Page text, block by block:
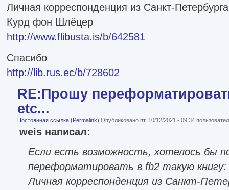
Личная корреспонденция из Санкт-
Курд фон Шлёцер
http://www.flibusta.is/b/642581
Спасибо
http://lib.rus.ec/b/728602
RE:Прошу
etc...
Постоянная ссылка (Permalink) Опубликовано пт, 10/12/2021 - 09:34
weis написал:
Если есть возможность, хотелось бы
переформатировать в fb2 такую книгу:
Личная корреспонденция из Санкт-